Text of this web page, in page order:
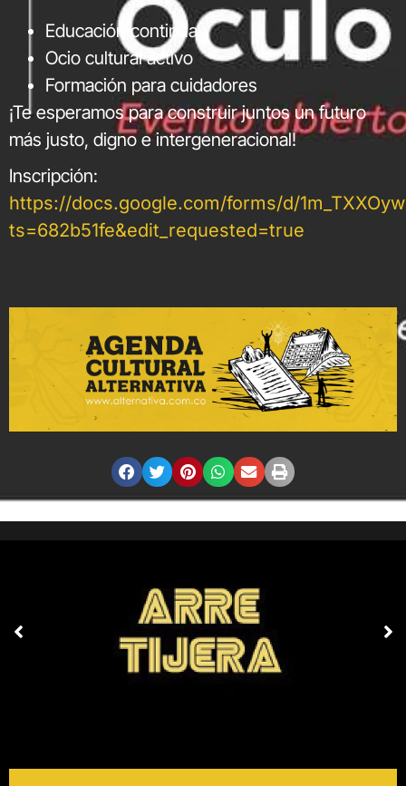
Educación continua
Ocio cultural activo
Formación para cuidadores
¡Te esperamos para construir juntos un futuro
más justo, digno e intergeneracional!
Inscripción:
https://docs.google.com/forms/d/
ts=682b51fe&edit_requested=true